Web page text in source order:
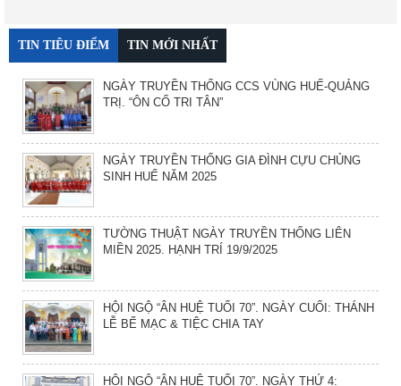
TIN TIÊU ĐIỂM TIN MỚI NHẤT
NGÀY TRUYỀN THỐNG CCS VÙNG HUẾ-QUẢNG
TRỊ. “ÔN CỐ TRI TÂN”
NGÀY TRUYỀN THỐNG GIA ĐÌNH CỰU CHỦNG
SINH HUẾ NĂM 2025
TƯỜNG THUẬT NGÀY TRUYỀN THỐNG LIÊN
MIỀN 2025. HẠNH TRÍ 19/9/2025
HỘI NGỘ “ÂN HUỆ TUỔI 70”. NGÀY CUỐI: THÁNH
LỄ BẾ MẠC & TIỆC CHIA TAY
HỘI NGỘ “ÂN HUỆ TUỔI 70”. NGÀY THỨ 4: